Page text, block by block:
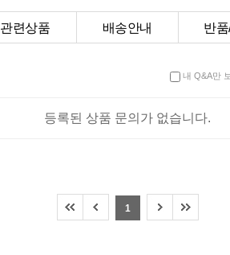
관련상품 배송안내 반
내 Q&A만
등록된 상품 문의가 없습니다.
1